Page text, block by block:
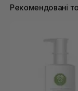
Рекомендовані